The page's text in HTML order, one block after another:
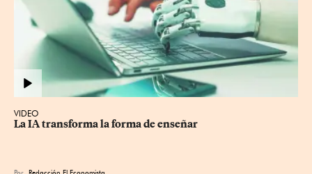
VIDEO
La IA transforma la forma de enseñar
Por Redacción El Economista